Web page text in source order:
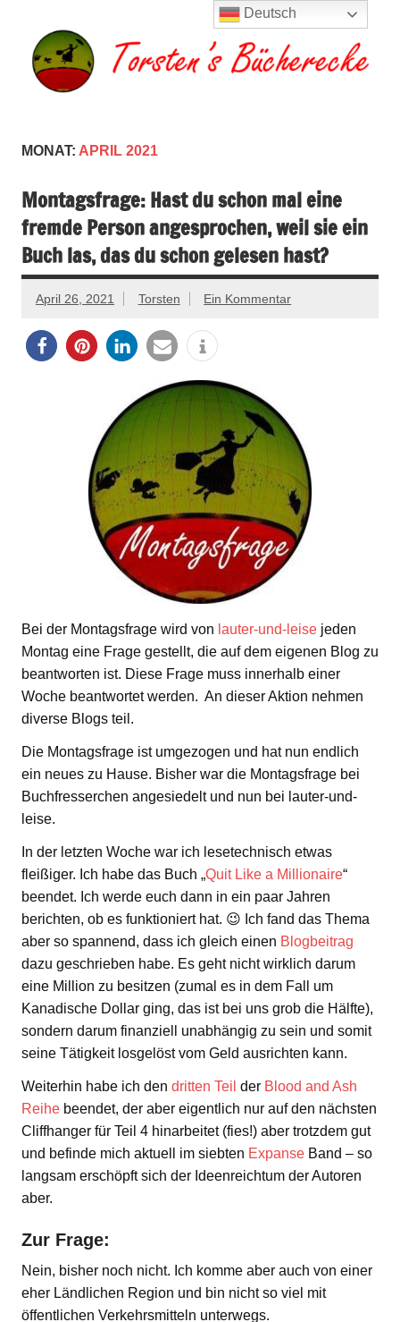
springen
MONAT: APRIL 2021
Montagsfrage: Hast du schon mal eine
fremde Person angesprochen, weil sie ein
Buch las, das du schon gelesen hast?
April 26, 2021 Torsten Ein Kommentar
Bei der Montagsfrage wird von lauter-und-leise jeden
Montag eine Frage gestellt, die auf dem eigenen Blog zu
beantworten ist. Diese Frage muss innerhalb einer
Woche beantwortet werden. An dieser Aktion nehmen
diverse Blogs teil.
Die Montagsfrage ist umgezogen und hat nun endlich
ein neues zu Hause. Bisher war die Montagsfrage bei
Buchfresserchen angesiedelt und nun bei lauter-und-
leise.
In der letzten Woche war ich lesetechnisch etwas
fleißiger. Ich habe das Buch „Quit Like a Millionaire“
beendet. Ich werde euch dann in ein paar Jahren
berichten, ob es funktioniert hat. 😉 Ich fand das Thema
aber so spannend, dass ich gleich einen Blogbeitrag
dazu geschrieben habe. Es geht nicht wirklich darum
eine Million zu besitzen (zumal es in dem Fall um
Kanadische Dollar ging, das ist bei uns grob die Hälfte),
sondern darum finanziell unabhängig zu sein und somit
seine Tätigkeit losgelöst vom Geld ausrichten kann.
Weiterhin habe ich den dritten Teil der Blood and Ash
Reihe beendet, der aber eigentlich nur auf den nächsten
Cliffhanger für Teil 4 hinarbeitet (fies!) aber trotzdem gut
und befinde mich aktuell im siebten Expanse Band – so
langsam erschöpft sich der Ideenreichtum der Autoren
aber.
Zur Frage:
Nein, bisher noch nicht. Ich komme aber auch von einer
eher Ländlichen Region und bin nicht so viel mit
öffentlichen Verkehrsmitteln unterwegs.
Deutsch